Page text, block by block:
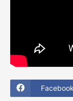
Facebook